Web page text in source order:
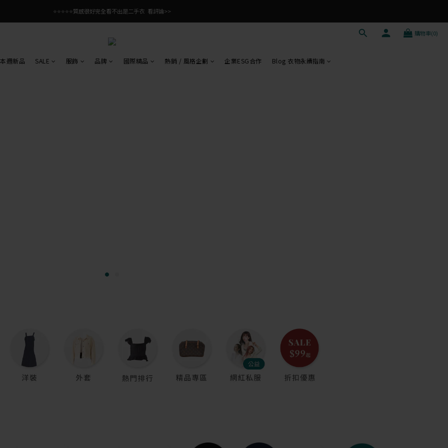
⭐⭐⭐⭐⭐質感很好完全看不出是二手衣  看評論>>
購物車(0)
本週新品 SALE 服飾 品牌 國際精品 熱銷 / 風格企劃 企業ESG合作 Blog 衣物永續指南